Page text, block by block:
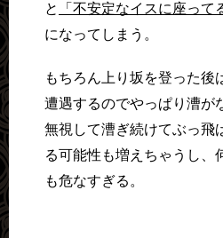
と
「不安定なイスに座って
になってしまう。
もちろん上り坂を登った後
遭遇するのでやっぱり漕が
無視して漕ぎ続けてぶっ飛
る可能性も増えちゃうし、
も危なすぎる。